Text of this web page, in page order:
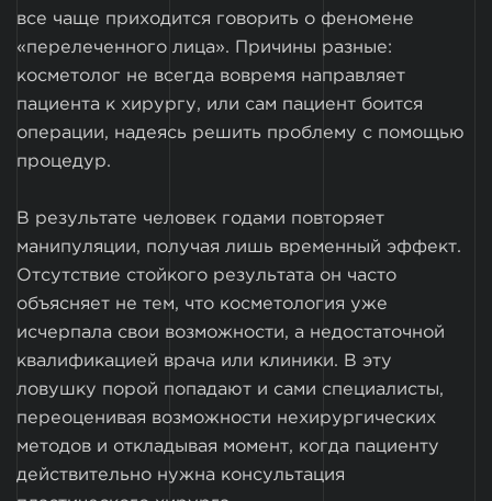
все чаще приходится говорить о феномене
«перелеченного лица». Причины разные:
косметолог не всегда вовремя направляет
пациента к хирургу, или сам пациент боится
операции, надеясь решить проблему с помощью
процедур.
В результате человек годами повторяет
манипуляции, получая лишь временный эффект.
Отсутствие стойкого результата он часто
объясняет не тем, что косметология уже
исчерпала свои возможности, а недостаточной
квалификацией врача или клиники. В эту
ловушку порой попадают и сами специалисты,
переоценивая возможности нехирургических
методов и откладывая момент, когда пациенту
действительно нужна консультация